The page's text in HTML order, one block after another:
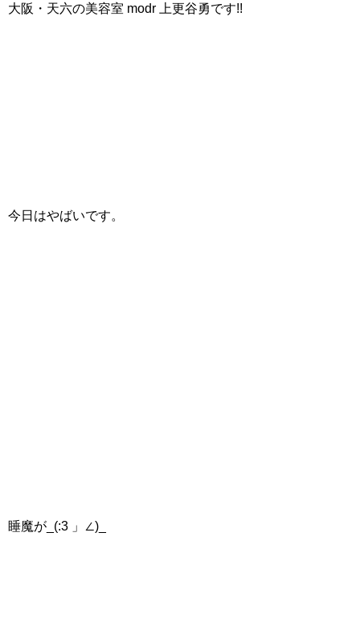
大阪・天六の美容室 modr 上更谷勇です!!
今日はやばいです。
睡魔が_(:3 」∠)_
お知らせ